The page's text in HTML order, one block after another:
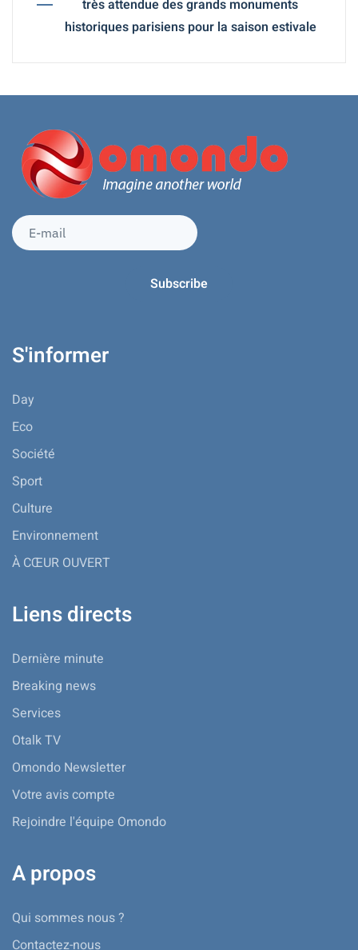
très attendue des grands monuments
historiques parisiens pour la saison estivale
S'informer
Day
Eco
Société
Sport
Culture
Environnement
À CŒUR OUVERT
Liens directs
Dernière minute
Breaking news
Services
Otalk TV
Omondo Newsletter
Votre avis compte
Rejoindre l'équipe Omondo
A propos
Qui sommes nous ?
Contactez-nous